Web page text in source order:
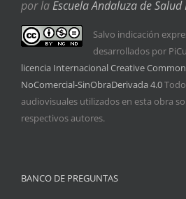
por laEscuela Andaluza de Salud
Salvo indicación
desarrollados por
licencia Internacional Creative
NoComercial-SinObraDerivada 4.0
audiovisuales utilizados en esta obra
respectivos autores.
BANCO DE PREGUNTAS